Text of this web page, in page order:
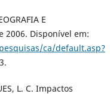
E
2006. Disponível em:
ca/default.asp?
L. C. Impactos